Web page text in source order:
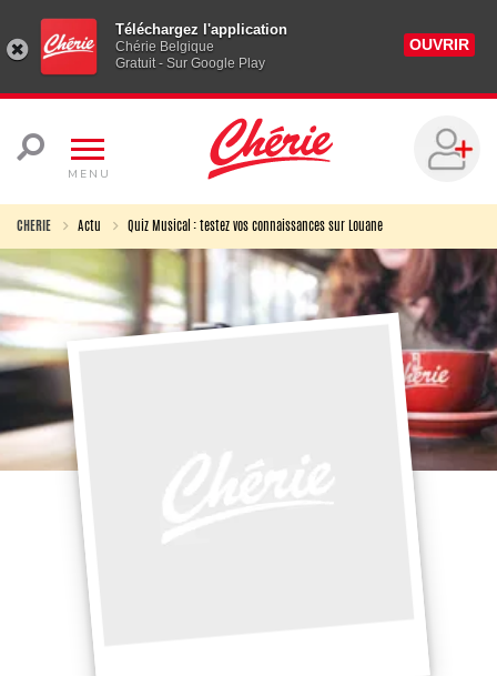
Téléchargez l'application
Chérie Belgique
Gratuit - Sur Google Play
OUVRIR
MENU
CHERIE Actu Quiz Musical : testez vos connaissances sur Louane